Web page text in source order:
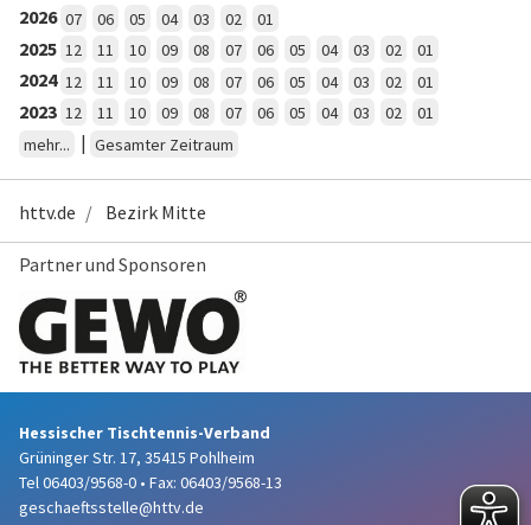
2026 07 06 05 04 03 02 01
2025 12 11 10 09 08 07 06 05 04 03 02 01
2024 12 11 10 09 08 07 06 05 04 03 02 01
2023 12 11 10 09 08 07 06 05 04 03 02
01
mehr...
| Gesamter Zeitraum
httv.de Bezirk Mitte
Partner und Sponsoren
Hessischer Tischtennis-Verband
Grüninger Str. 17, 35415 Pohlheim
Tel 06403/9568-0 • Fax: 06403/9568-13
geschaeftsstelle@httv.de